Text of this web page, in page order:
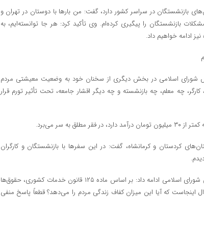
بازنشستگان در سراسر کشور دارد، گفت: من بارها با دوستان در تهران و
بازنشستگان را پیگیری کرده‌ام. وی تأکید کرد: هر جا توانسته‌ایم، به
ادامه خواهیم داد.
شورای اسلامی در بخش دیگری از سخنان خود به وضعیت معیشتی مردم
چه معلم، چه بازنشسته و چه دیگر اقشار جامعه، تحت تأثیر تورم قرار
به سر می‌برد.
کردستان و کرمانشاه، گفت: در این سفرها با بازنشستگان و کارگران
نماینده دوره‌های یازدهم و دوازدهم مجلس شورای اسلامی ادامه داد: بر اساس ماده ۱۲۵ قانون خدمات کشوری، حقوق‌ها
اینجاست که آیا این میزان کفاف زندگی مردم را می‌دهد؟ قطعاً پاسخ منفی